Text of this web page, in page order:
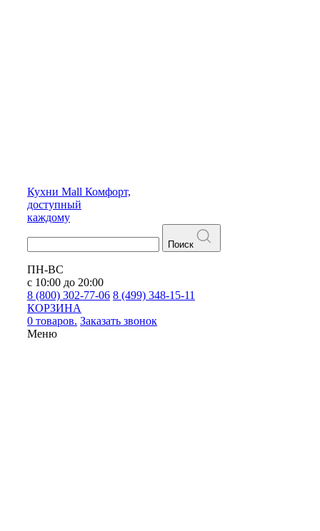
Кухни Mall Комфорт,
доступный
каждому
Поиск
ПН-ВС
с 10:00 до 20:00
8 (800) 302-77-06 8 (499) 348-15-11
КОРЗИНА
0 товаров. Заказать звонок
Меню